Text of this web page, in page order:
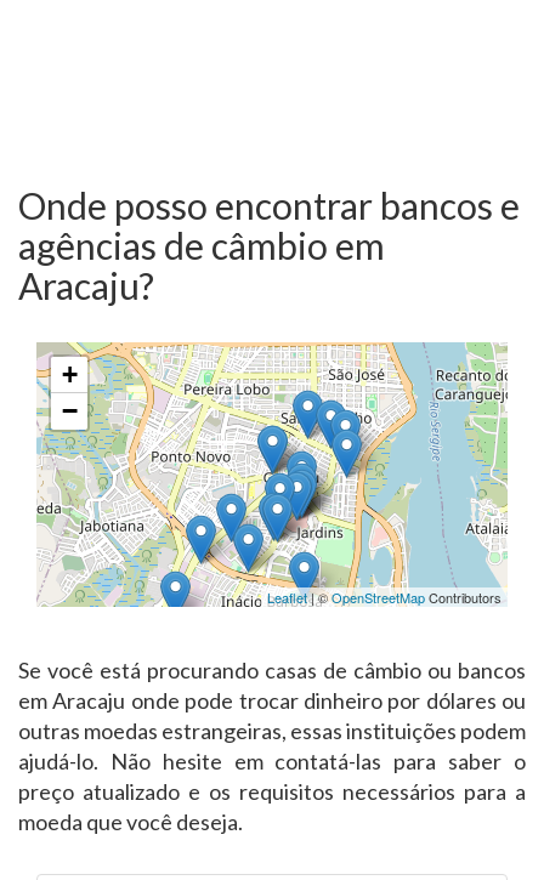
Onde posso encontrar bancos e
agências de câmbio em
Aracaju?
+
−
Leaflet| ©OpenStreetMapContributors
Se você está procurando casas de câmbio ou bancos
em Aracaju onde pode trocar dinheiro por dólares ou
outras moedas estrangeiras, essas instituições podem
ajudá-lo. Não hesite em contatá-las para saber o
preço atualizado e os requisitos necessários para a
moeda que você deseja.